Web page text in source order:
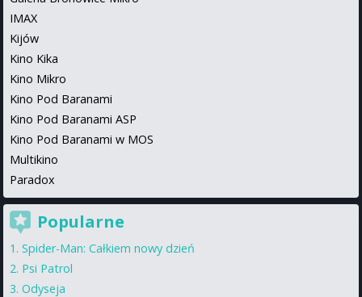
IMAX
Kijów
Kino Kika
Kino Mikro
Kino Pod Baranami
Kino Pod Baranami ASP
Kino Pod Baranami w MOS
Multikino
Paradox
Popularne
Spider-Man: Całkiem nowy dzień
Psi Patrol
Odyseja